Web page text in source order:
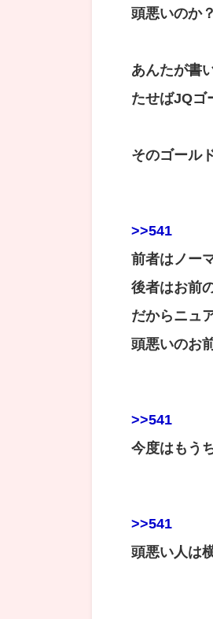
頭悪いのか？
あんたが書
たせばJQゴ
そのゴール
>>541
前者はノー
後者はお前
だからニュ
頭悪いのお
>>541
今度はもう
>>541
頭悪い人は